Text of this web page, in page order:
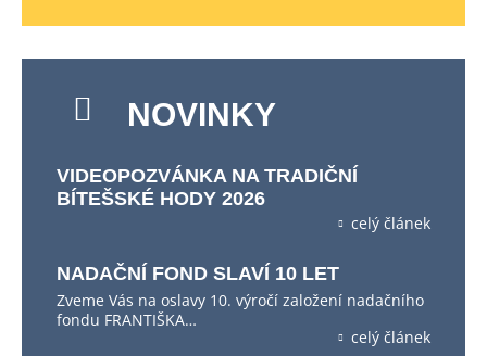
NOVINKY
VIDEOPOZVÁNKA NA TRADIČNÍ
BÍTEŠSKÉ HODY 2026
celý článek
NADAČNÍ FOND SLAVÍ 10 LET
Zveme Vás na oslavy 10. výročí založení nadačního
fondu FRANTIŠKA…
celý článek